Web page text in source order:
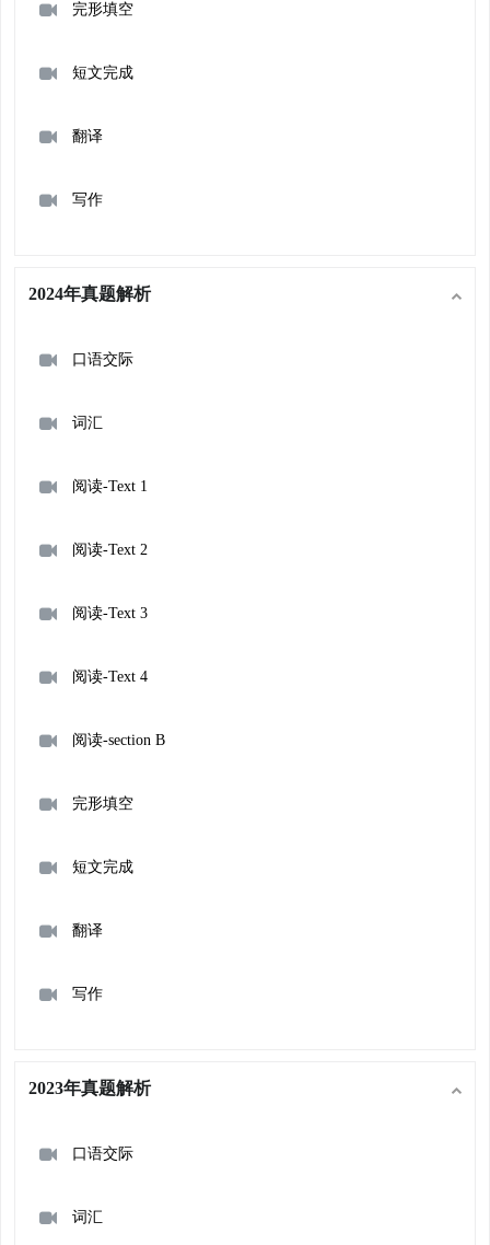
完形填空
短文完成
翻译
写作
2024年真题解析
口语交际
词汇
阅读-Text 1
阅读-Text 2
阅读-Text 3
阅读-Text 4
阅读-section B
完形填空
短文完成
翻译
写作
2023年真题解析
口语交际
词汇